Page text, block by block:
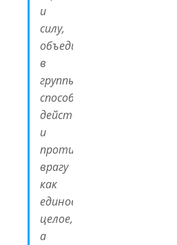
и
силу,
объединяться
в
группы,
способные
действовать
и
противостоять
врагу
как
единое
целое,
а